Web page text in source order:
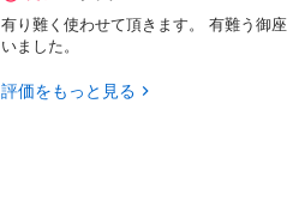
有り難く使わせて頂きます。 有難う御座
いました。
評価をもっと見る